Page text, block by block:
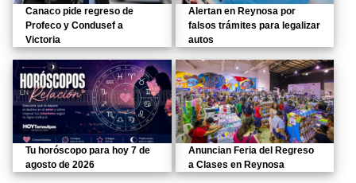
Canaco pide regreso de
Profeco y Condusef a
Victoria
Alertan en Reynosa por
falsos trámites para legalizar
autos
Tu horóscopo para hoy 7 de
agosto de 2026
Anuncian Feria del Regreso
a Clases en Reynosa